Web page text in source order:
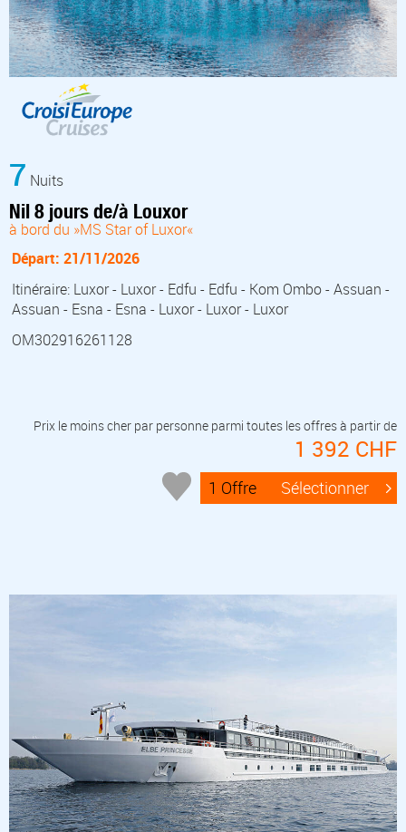
7 Nuits
Nil 8 jours de/à Louxor
à bord du »MS Star of Luxor«
Départ: 21/11/2026
Itinéraire: Luxor - Luxor - Edfu - Edfu - Kom Ombo - Assuan -
Assuan - Esna - Esna - Luxor - Luxor - Luxor
OM302916261128
Prix le moins cher par personne parmi toutes les offres à partir de
1 392 CHF
1 Offre Sélectionner